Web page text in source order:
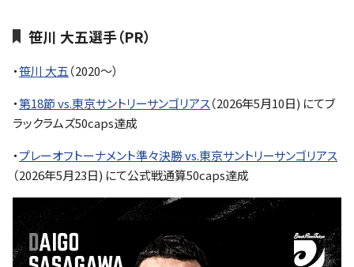
笹川 大五選手（PR）
・笹川 大五（2020～）
・第18節 vs.東京サントリーサンゴリアス（2026年5月10日) にてブ
ラックラムズ50caps達成
・プレーオフトーナメント準々決勝 vs.東京サントリーサンゴリアス
（2026年5月23日) にて公式戦通算50caps達成